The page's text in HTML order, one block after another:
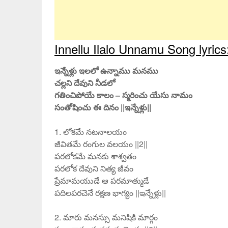
Innellu Ilalo Unnamu Song
ఇన్నేళ్లు ఇలలో ఉన్నాము మనము
చల్లని దేవుని నీడలో
గతించిపోయే కాలం – స్మరించు యేసు నామం
సంతోషించు ఈ దినం ||ఇన్నేళ్లు||
1. లోకమే నటనాలయం
జీవితమే రంగుల వలయం ||2||
పరలోకమే మనకు శాశ్వతం
పరలోక దేవుని నిత్య జీవం
ప్రేమామయుడే ఆ పరమాత్ముడే
పదిలపరచెనే రక్షణ భాగ్యం ||ఇన్నేళ్లు||
2. మారు మనస్సు మనిషికి మార్గం